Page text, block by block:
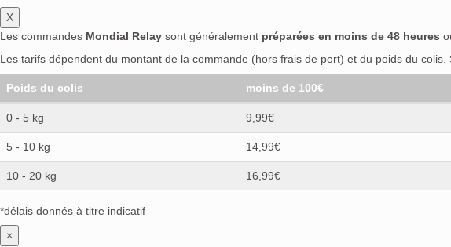
X
Les commandes Mondial Relay sont généralement préparées en moins de 48 heures
Les tarifs dépendent du montant de la commande (hors frais de port) et du poids du colis.
Poids du colis moins de 100€
0 - 5 kg 9,99€
5 - 10 kg 14,99€
10 - 20 kg 16,99€
*délais donnés à titre indicatif
×